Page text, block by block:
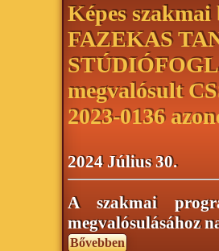
Képes
FAZEKAS
megvalósult
2023-0136
2024 Július 30.
A szakmai
megvalósulásához
Bővebben